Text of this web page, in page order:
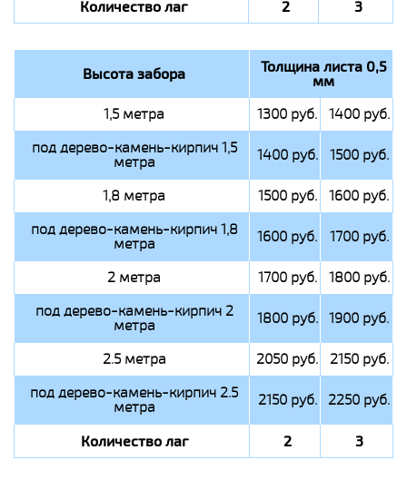
Количество лаг 2 3
Высота забора Толщина листа 0,5
мм
1,5 метра 1300 руб.
1400 руб.
под дерево-камень-кирпич 1,5
метра 1400 руб. 1500 руб.
1,8 метра 1500 руб.
1600 руб.
под дерево-камень-кирпич 1,8
метра 1600 руб. 1700 руб.
2 метра 1700 руб.
1800 руб.
под дерево-камень-кирпич 2
метра 1800 руб. 1900 руб.
2.5 метра 2050 руб.
2150 руб.
под дерево-камень-кирпич 2.5
метра 2150 руб. 2250 руб.
Количество лаг 2 3